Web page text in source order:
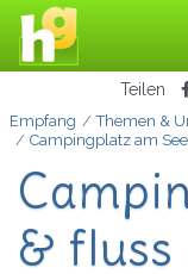
Teilen
Empfang
Themen &
Campingplatz am
&